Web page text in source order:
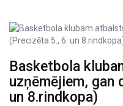
Basketbola
uzņēmējiem, gan
un 8.rindkopa)